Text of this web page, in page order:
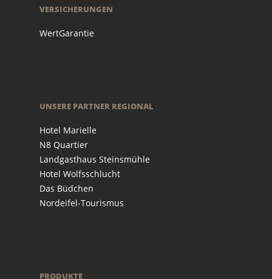
VERSICHERUNGEN
WertGarantie
UNSERE PARTNER REGIONAL
Hotel Marielle
N8 Quartier
Landgasthaus Steinsmühle
Hotel Wolfsschlucht
Das Büdchen
Nordeifel-Tourismus
PRODUKTE